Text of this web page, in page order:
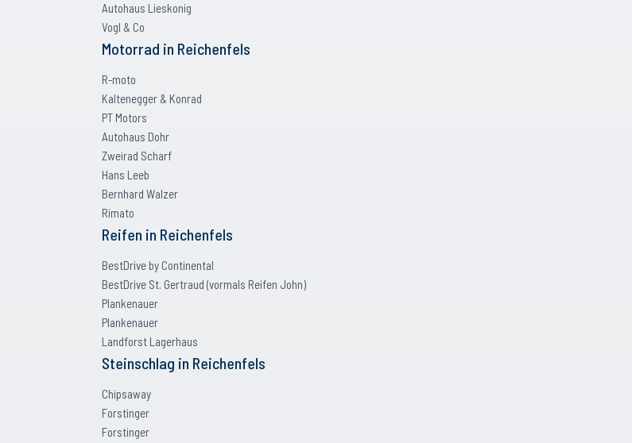
Autohaus Lieskonig
Vogl & Co
Motorrad in Reichenfels
R-moto
Kaltenegger & Konrad
PT Motors
Autohaus Dohr
Zweirad Scharf
Hans Leeb
Bernhard Walzer
Rimato
Reifen in Reichenfels
BestDrive by Continental
BestDrive St. Gertraud (vormals Reifen John)
Plankenauer
Plankenauer
Landforst Lagerhaus
Steinschlag in Reichenfels
Chipsaway
Forstinger
Forstinger